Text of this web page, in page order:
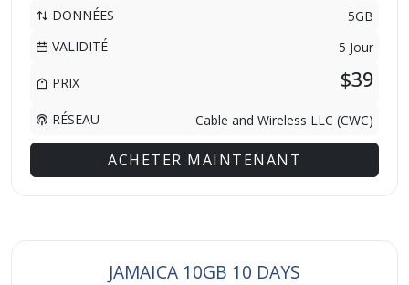
DONNÉES
5GB
VALIDITÉ
5 Jour
PRIX $39
RÉSEAU Cable and Wireless LLC (CWC)
ACHETER MAINTENANT
JAMAICA 10GB 10 DAYS